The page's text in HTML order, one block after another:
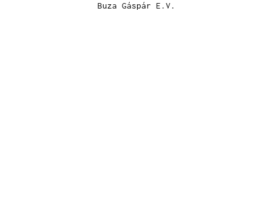
Buza Gáspár E.V.